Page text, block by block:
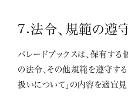
7.法令、規範の遵
パレードブックスは、保有す
の法令、その他規範を遵守する
扱いについて」の内容を適宜見